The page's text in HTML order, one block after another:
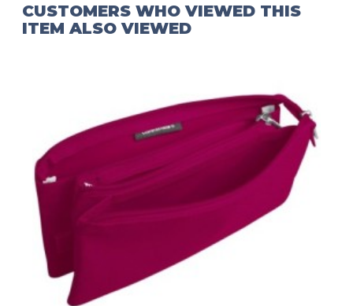
CUSTOMERS WHO VIEWED THIS
ITEM ALSO VIEWED